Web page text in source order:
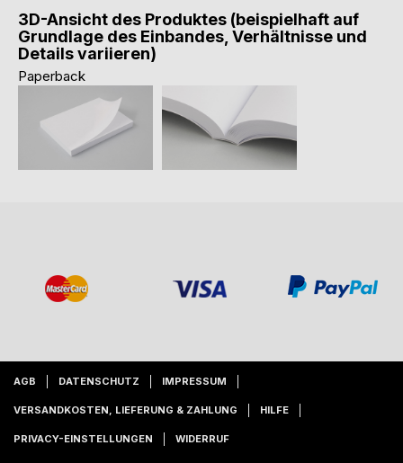
3D-Ansicht des Produktes (beispielhaft auf
Grundlage des Einbandes, Verhältnisse und
Details variieren)
Paperback
AGB DATENSCHUTZ IMPRESSUM
VERSANDKOSTEN, LIEFERUNG & ZAHLUNG HILFE
PRIVACY-EINSTELLUNGEN WIDERRUF